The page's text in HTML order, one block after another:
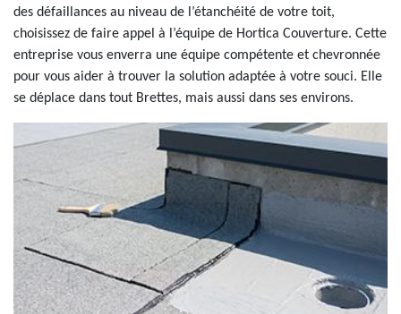
des défaillances au niveau de l’étanchéité de votre toit,
choisissez de faire appel à l’équipe de Hortica Couverture. Cette
entreprise vous enverra une équipe compétente et chevronnée
pour vous aider à trouver la solution adaptée à votre souci. Elle
se déplace dans tout Brettes, mais aussi dans ses environs.